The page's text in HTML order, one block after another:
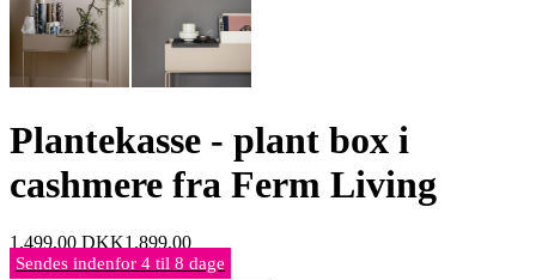
Plantekasse - plant box i
cashmere fra Ferm Living
1.499,00 DKK1.899,00
Sendes indenfor 4 til 8 dage